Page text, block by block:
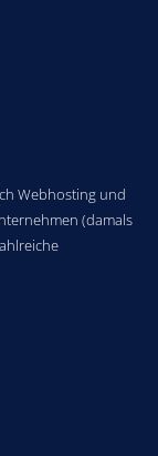
Webhosting und
(damals